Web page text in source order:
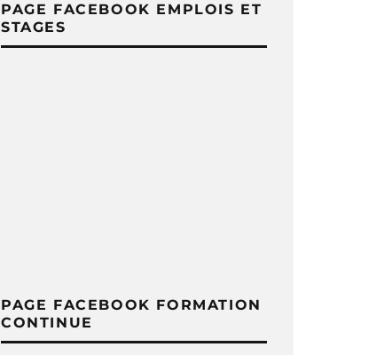
PAGE FACEBOOK EMPLOIS ET
STAGES
PAGE FACEBOOK FORMATION
CONTINUE